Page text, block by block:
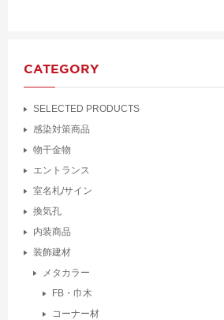
CATEGORY
SELECTED PRODUCTS
感染対策商品
物干金物
エントランス
室名札/サイン
換気孔
内装商品
装飾建材
メタカラー
FB・巾木
コーナー材